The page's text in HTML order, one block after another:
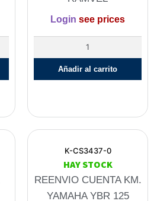
Login see prices
Añadir al carrito
K-CS3437-0
HAY STOCK
REENVIO CUENTA KM.
YAMAHA YBR 125